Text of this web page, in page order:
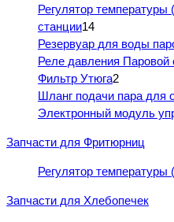
Регулятор температуры
станции14
Резервуар для воды
Реле давления Паровой
Фильтр Утюга2
Шланг подачи пара для
Электронный модуль
Запчасти для Фритюрниц
Регулятор
Запчасти для Хлебопечек